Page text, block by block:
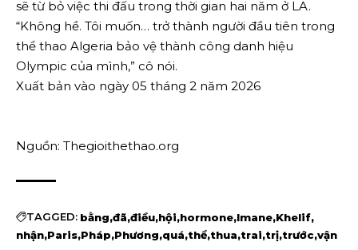
sẽ từ bỏ việc thi đấu trong thời gian hai năm ở LA.
“Không hề. Tôi muốn… trở thành người đầu tiên trong
thể thao Algeria bảo vệ thành công danh hiệu
Olympic của mình,” cô nói.
Xuất bản vào ngày 05 tháng 2 năm 2026
Nguồn: Thegioithethao.org
TAGGED: bằng đã điều hội hormone Imane Khelif
nhận Paris Pháp Phương quá thể thua trai trị trước vận